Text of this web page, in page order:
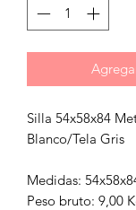
Silla 54x58x84
Blanco/Tela Gris
Medidas:
Peso bruto: 9,00